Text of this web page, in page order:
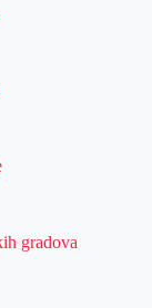
gradova